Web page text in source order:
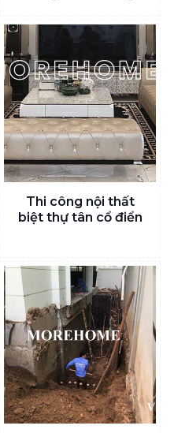
Thi công nội thất
biệt thự tân cổ điển